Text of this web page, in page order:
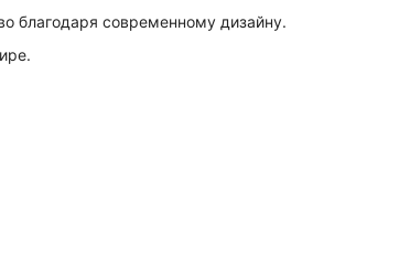
благодаря современному дизайну.